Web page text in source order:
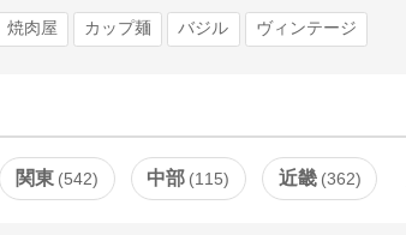
焼肉屋 カップ麺 バジル ヴィンテージ
関東 542 中部 115 近畿 362